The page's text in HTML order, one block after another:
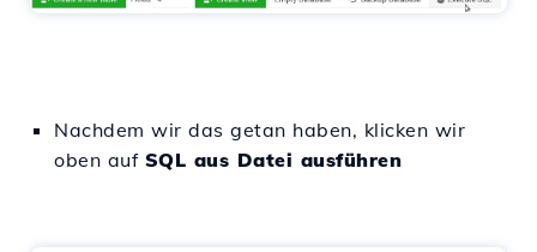
Nachdem wir das getan haben, klicken wir
oben auf SQL aus Datei ausführen